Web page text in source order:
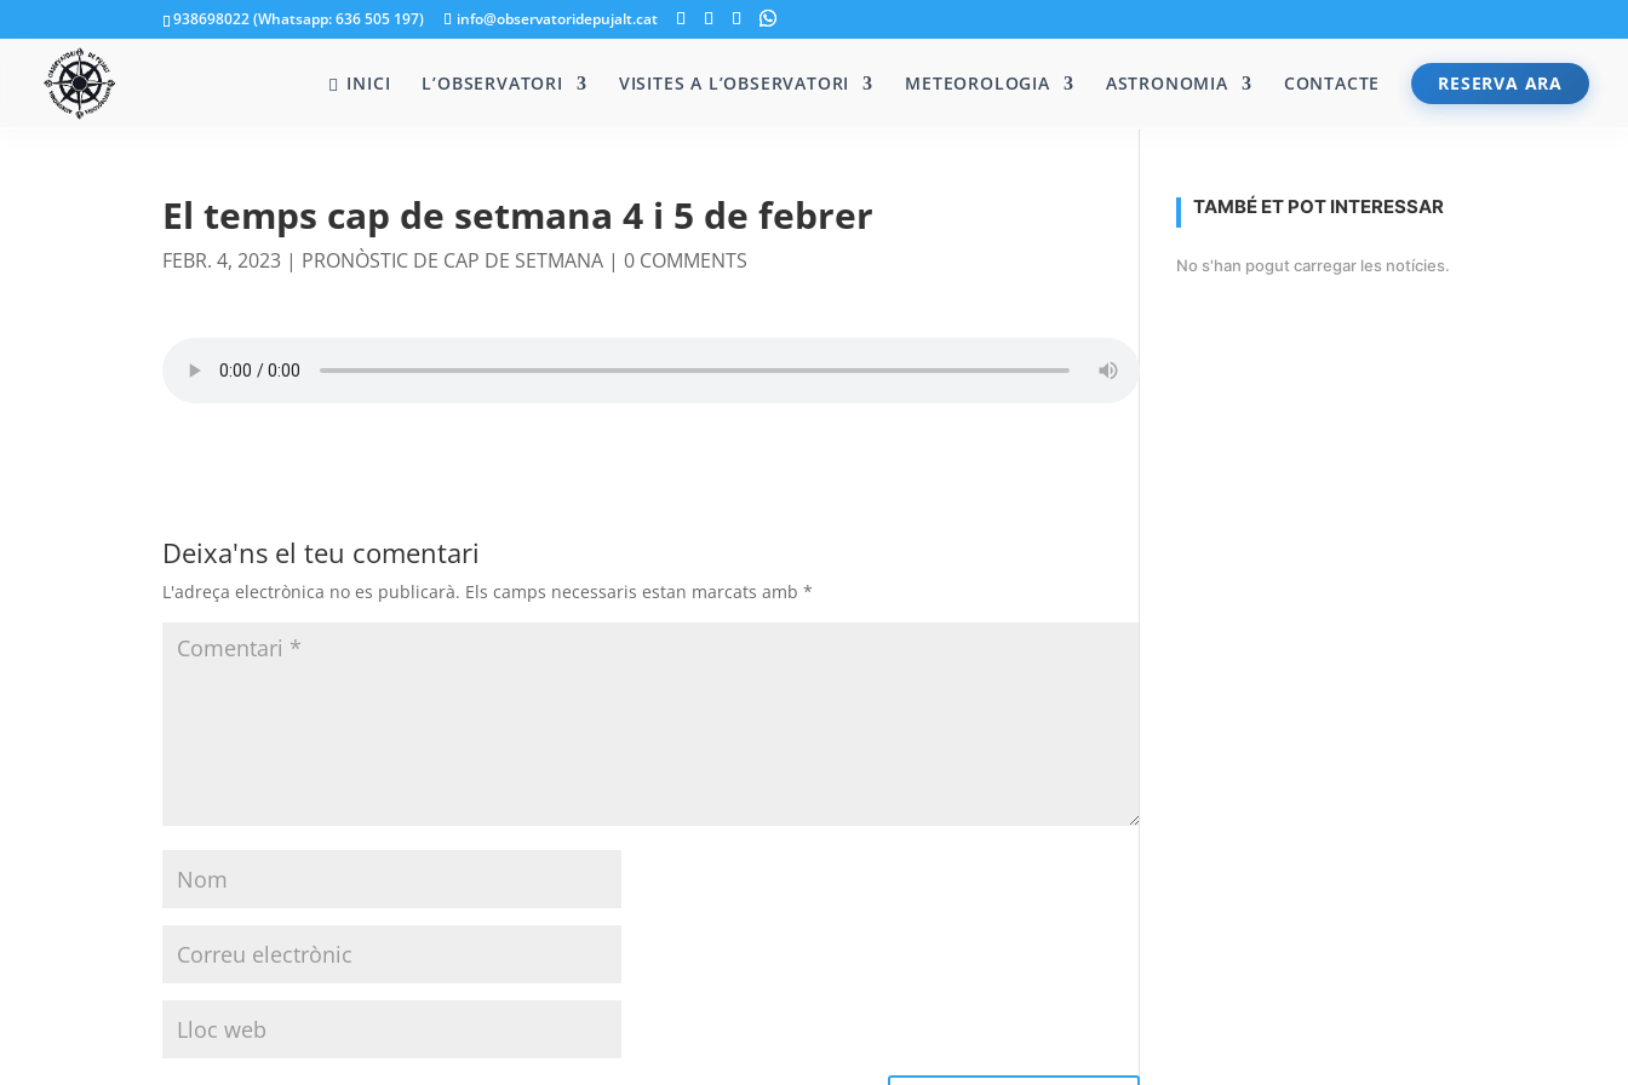
938698022 (Whatsapp: 636 505 197) info@observatoridepujalt.cat
INICI L’OBSERVATORI VISITES A L’OBSERVATORI METEOROLOGIA ASTRONOMIA CONTACTE RESERVA ARA
El temps cap de setmana 4 i 5 de febrer
FEBR. 4, 2023 | PRONÒSTIC DE CAP DE SETMANA |0 COMMENTS
Deixa'ns el teu comentari
L'adreça electrònica no es publicarà. Els camps necessaris estan marcats amb*
TAMBÉ ET POT INTERESSAR
No s'han pogut carregar les notícies.